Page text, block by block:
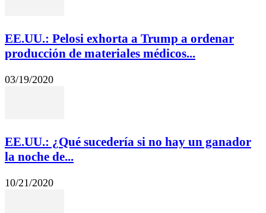
EE.UU.: Pelosi exhorta a Trump a ordenar
producción de materiales médicos...
03/19/2020
EE.UU.: ¿Qué sucedería si no hay un ganador
la noche de...
10/21/2020